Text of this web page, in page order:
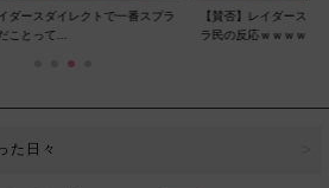
ダースダイレクトで一番スプラ
ことって...
【賛否】レイダースダ
ラ民の反応ｗｗｗｗ...
た日々